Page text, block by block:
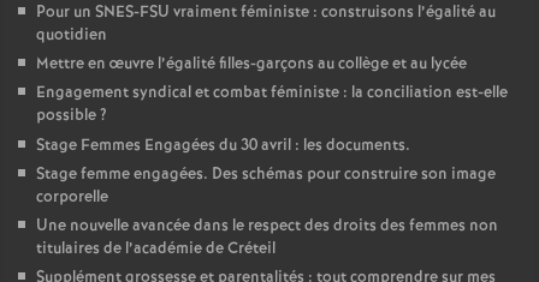
Pour un SNES-FSU vraiment féministe : construisons l’égalité au
quotidien
Mettre en œuvre l’égalité filles-garçons au collège et au lycée
Engagement syndical et combat féministe : la conciliation est-elle
possible?
Stage Femmes Engagées du 30 avril : les documents.
Stage femme engagées. Des schémas pour construire son image
corporelle
Une nouvelle avancée dans le respect des droits des femmes non
titulaires de l’académie de Créteil